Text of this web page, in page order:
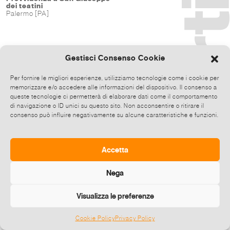
Gestisci Consenso Cookie
Per fornire le migliori esperienze, utilizziamo tecnologie come i cookie per
memorizzare e/o accedere alle informazioni del dispositivo. Il consenso a
queste tecnologie ci permetterà di elaborare dati come il comportamento
di navigazione o ID unici su questo sito. Non acconsentire o ritirare il
consenso può influire negativamente su alcune caratteristiche e funzioni.
Accetta
Nega
Visualizza le preferenze
Cookie PolicyPrivacy Policy
dei teatini
Palermo [PA]
©2026 E-zine